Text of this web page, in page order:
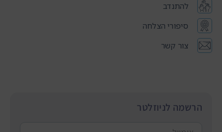
להתנדב
סיפורי הצלחה
צור קשר
הרשמה לניוזלטר